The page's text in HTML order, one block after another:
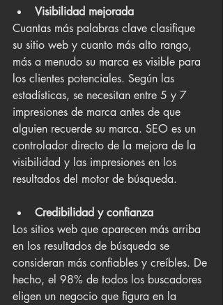
Visibilidad mejorada
Cuantas más palabras clave clasifique
su sitio web y cuanto más alto rango,
más a menudo su marca es visible para
los clientes potenciales. Según las
estadísticas, se necesitan entre 5 y 7
impresiones de marca antes de que
alguien recuerde su marca. SEO es un
controlador directo de la mejora de la
visibilidad y las impresiones en los
resultados del motor de búsqueda.
Credibilidad y confianza
Los sitios web que aparecen más arriba
en los resultados de búsqueda se
consideran más confiables y creíbles. De
hecho, el 98% de todos los buscadores
eligen un negocio que figura en la